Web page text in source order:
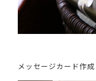
メッセージカード作成